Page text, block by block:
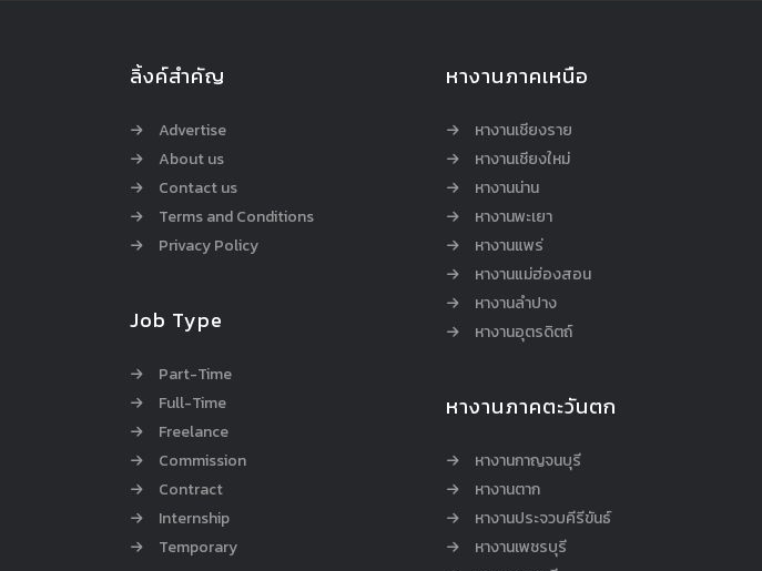
ลิ้งค์สำคัญ
Advertise
About us
Contact us
Terms and Conditions
Privacy Policy
Job Type
Part-Time
Full-Time
Freelance
Commission
Contract
Internship
Temporary
หางานภาคเหนือ
หางานเชียงราย
หางานเชียงใหม่
หางานน่าน
หางานพะเยา
หางานแพร่
หางานแม่ฮ่องสอน
หางานลำปาง
หางานอุตรดิตถ์
หางานภาคตะวันตก
หางานกาญจนบุรี
หางานตาก
หางานประจวบคีรีขันธ์
หางานเพชรบุรี